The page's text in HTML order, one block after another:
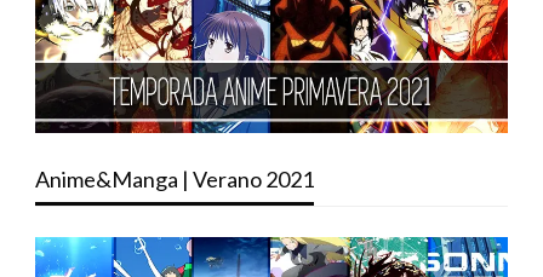
Anime&Manga | Verano 2021